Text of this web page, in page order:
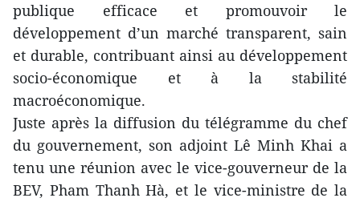
publique efficace et promouvoir le
développement d’un marché transparent, sain
et durable, contribuant ainsi au développement
socio-économique et à la stabilité
macroéconomique.
Juste après la diffusion du télégramme du chef
du gouvernement, son adjoint Lê Minh Khai a
tenu une réunion avec le vice-gouverneur de la
BEV, Pham Thanh Hà, et le vice-ministre de la